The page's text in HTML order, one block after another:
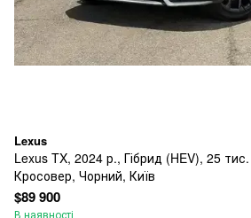
Lexus
Lexus TX, 2024 р., Гібрид (HEV), 25
Кросовер, Чорний, Київ
$89 900
В наявності